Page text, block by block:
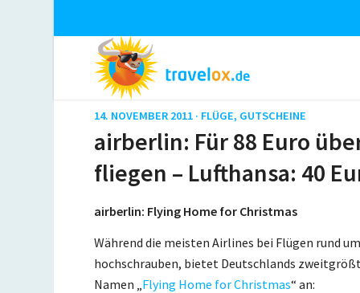
14. NOVEMBER 2011 · FLÜGE, GUTSCHEINE
airberlin: Für 88 Euro
fliegen – Lufthansa: 40
airberlin: Flying Home for Christmas
Während die meisten Airlines bei Flügen rund
hochschrauben, bietet Deutschlands
Namen „Flying Home for Christmas“ an: